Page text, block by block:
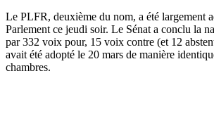
Le PLFR, deuxième du nom, a été largement
Parlement ce jeudi soir. Le Sénat a conclu la
par 332 voix pour, 15 voix contre (et 12
avait été adopté le 20 mars de manière
chambres.